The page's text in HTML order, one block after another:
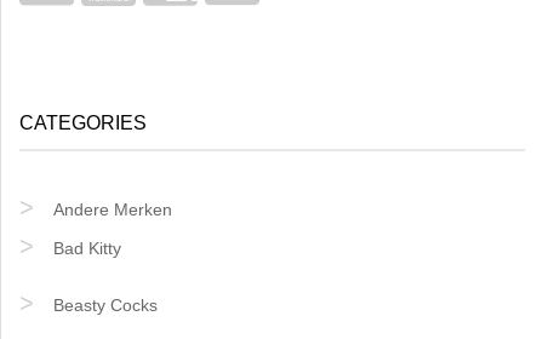
CATEGORIES
Andere Merken
Bad Kitty
Beasty Cocks